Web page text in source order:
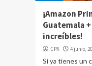
¡Amazon
Guatemala
increíbles!
CPX 4 junio,
Si ya tienes un